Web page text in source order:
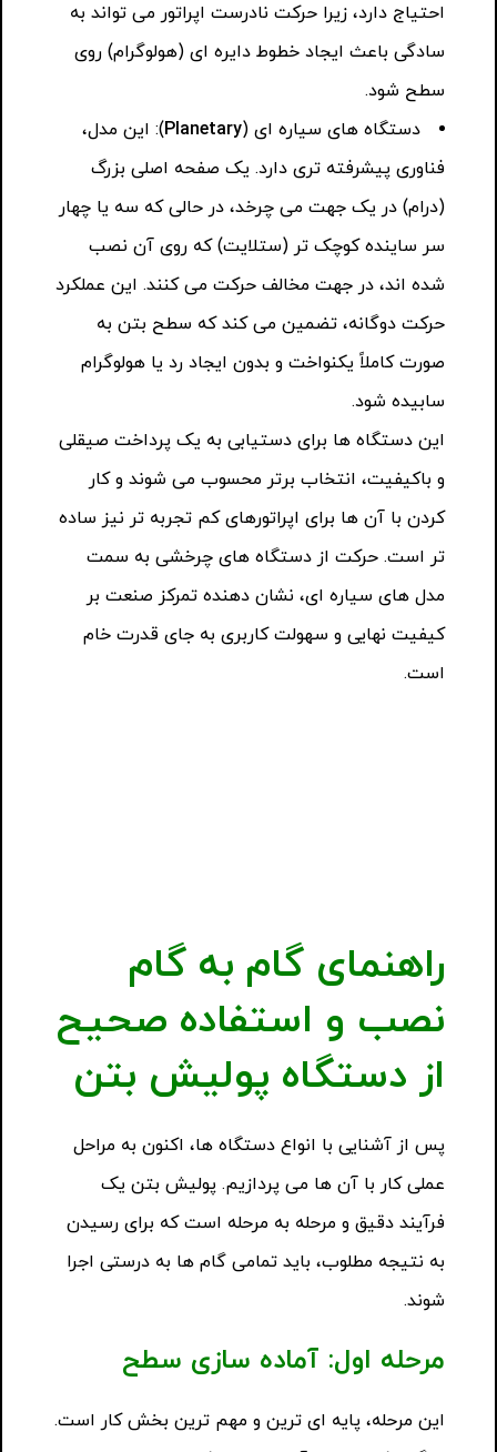
احتیاج دارد، زیرا حرکت نادرست اپراتور می تواند به
سادگی باعث ایجاد خطوط دایره ای (هولوگرام) روی
سطح شود.
دستگاه های سیاره ای (Planetary): این مدل،
فناوری پیشرفته تری دارد. یک صفحه اصلی بزرگ
(درام) در یک جهت می چرخد، در حالی که سه یا چهار
سر ساینده کوچک تر (ستلایت) که روی آن نصب
شده اند، در جهت مخالف حرکت می کنند. این عملکرد
حرکت دوگانه، تضمین می کند که سطح بتن به
صورت کاملاً یکنواخت و بدون ایجاد رد یا هولوگرام
سابیده شود.
این دستگاه ها برای دستیابی به یک پرداخت صیقلی
و باکیفیت، انتخاب برتر محسوب می شوند و کار
کردن با آن ها برای اپراتورهای کم تجربه تر نیز ساده
تر است. حرکت از دستگاه های چرخشی به سمت
مدل های سیاره ای، نشان دهنده تمرکز صنعت بر
کیفیت نهایی و سهولت کاربری به جای قدرت خام
است.
راهنمای گام به گام
نصب و استفاده صحیح
از دستگاه پولیش بتن
پس از آشنایی با انواع دستگاه ها، اکنون به مراحل
عملی کار با آن ها می پردازیم. پولیش بتن یک
فرآیند دقیق و مرحله به مرحله است که برای رسیدن
به نتیجه مطلوب، باید تمامی گام ها به درستی اجرا
شوند.
مرحله اول: آماده سازی سطح
این مرحله، پایه ای ترین و مهم ترین بخش کار است.